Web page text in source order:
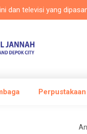
yang dipasang
Perpustakaan